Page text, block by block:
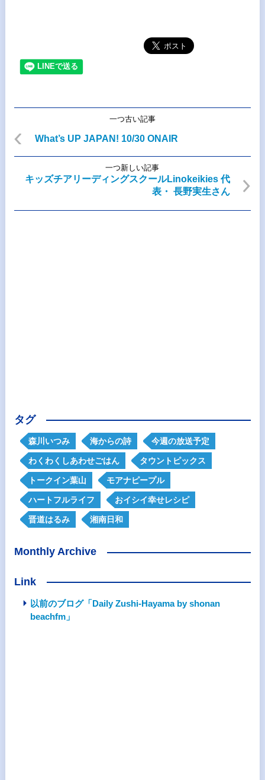
一つ古い記事
What’s UP JAPAN! 10/30 ONAIR
一つ新しい記事
キッズチアリーディングスクールLinokeikies 代
表・ 長野実生さん
タグ
森川いつみ 海からの詩 今週の放送予定
わくわくしあわせごはん タウントピックス
トークイン葉山 モアナピープル
ハートフルライフ おイシイ幸せレシピ
晋道はるみ 湘南日和
Monthly Archive
Link
以前のブログ「Daily Zushi-Hayama by shonan
beachfm」